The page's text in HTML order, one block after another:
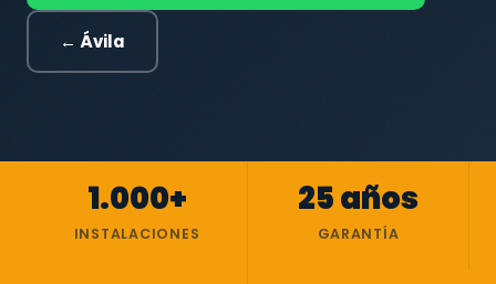
← Ávila
1.000+
INSTALACIONES
25 años
GARANTÍA